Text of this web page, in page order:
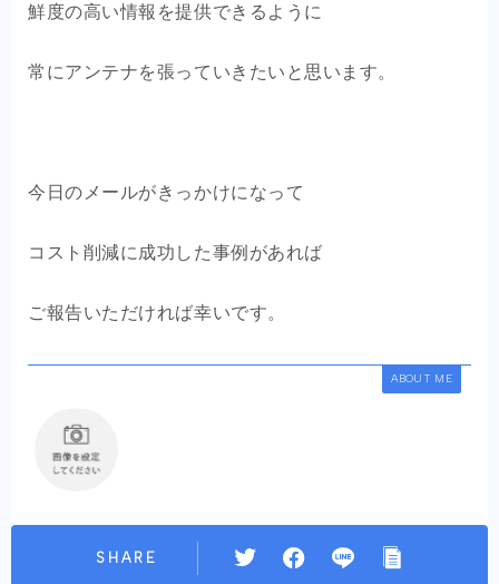
鮮度の高い情報を提供できるように
常にアンテナを張っていきたいと思います。
今日のメールがきっかけになって
コスト削減に成功した事例があれば
ご報告いただければ幸いです。
ABOUT ME
SHARE